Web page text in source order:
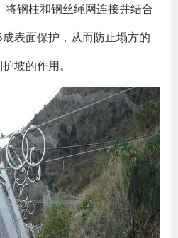
将钢柱和钢丝绳网连接并结合
表面保护，从而防止塌方的
坡的作用。